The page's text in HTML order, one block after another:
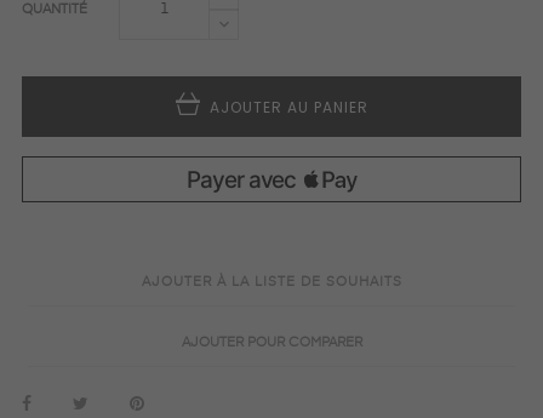
QUANTITÉ
AJOUTER AU PANIER
AJOUTER À LA LISTE DE SOUHAITS
AJOUTER POUR COMPARER